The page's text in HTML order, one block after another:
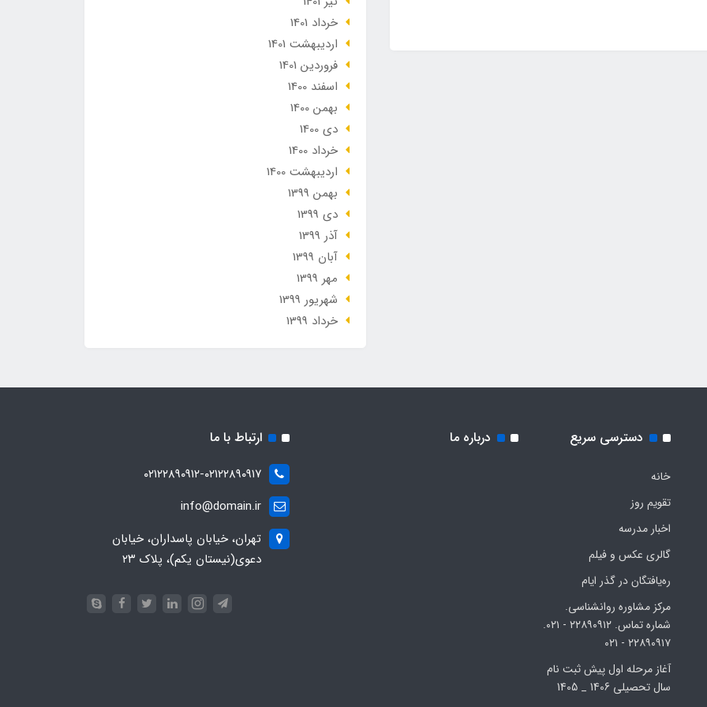
خرداد 1401
ارديبهشت 1401
فروردین 1401
اسفند 1400
بهمن 1400
دی 1400
خرداد 1400
ارديبهشت 1400
بهمن 1399
دی 1399
آذر 1399
آبان 1399
مهر 1399
شهریور 1399
خرداد 1399
دسترسی سریع
خانه
تقویم روز
اخبار مدرسه
گالری عکس و فیلم
ره‌یافتگان در گذر ایام
مرکز مشاوره روانشناسی.
شماره تماس. ۲۲۸۹۰۹۱۲ - ۰۲۱.
۲۲۸۹۰۹۱۷ - ۰۲۱
آغاز مرحله اول پیش ثبت نام
سال تحصیلی 1406 _ 1405
درباره ما ارتباط با ما
۰۲۱۲۲۸۹۰۹۱۲-۰۲۱۲۲۸۹۰۹۱۷
info@domain.ir
تهران، خیابان پاسداران، خیابان
دعوی(نیستان یکم)، پلاک ۲۳